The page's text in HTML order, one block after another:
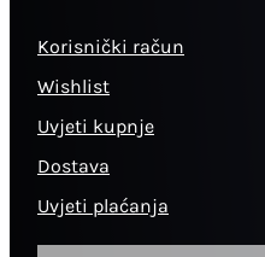
Korisnički račun
Wishlist
Uvjeti kupnje
Dostava
Uvjeti plaćanja